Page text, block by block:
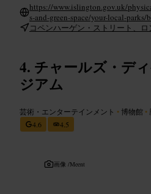
https://www.islington.gov.uk/
s-and-green-space/your-local-parks/
コペンハーゲン・ストリート、
チャールズ・デ
ジアム
芸術・エンターテインメント •博物館 •
4.6
4.5
画像 /Meent